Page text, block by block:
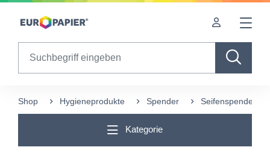
Table Of Content
Shop Hygieneprodukte Spender Seifenspender
Kategorie